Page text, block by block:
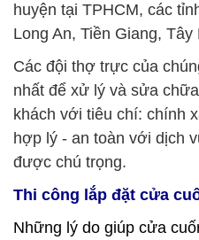
huyện tại TPHCM, các
Long An, Tiền Giang, Tây
Các đội thợ trực của
nhất để xử lý và sửa
khách với tiêu chí: chính
hợp lý - an toàn với dịch
được chú trọng.
Thi công lắp đặt cửa
Những lý do giúp cửa